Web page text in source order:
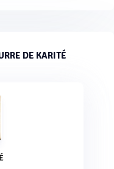
DE KARITÉ